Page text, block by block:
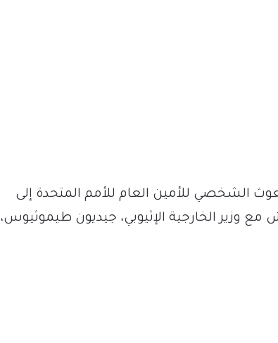
الشخصي للأمين العام للأمم المتحدة إلى
مع وزير الخارجية الإثيوبي، جيديون طيموثيوس،